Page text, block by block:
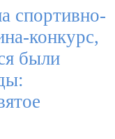
спортивно-
конкурс,
были